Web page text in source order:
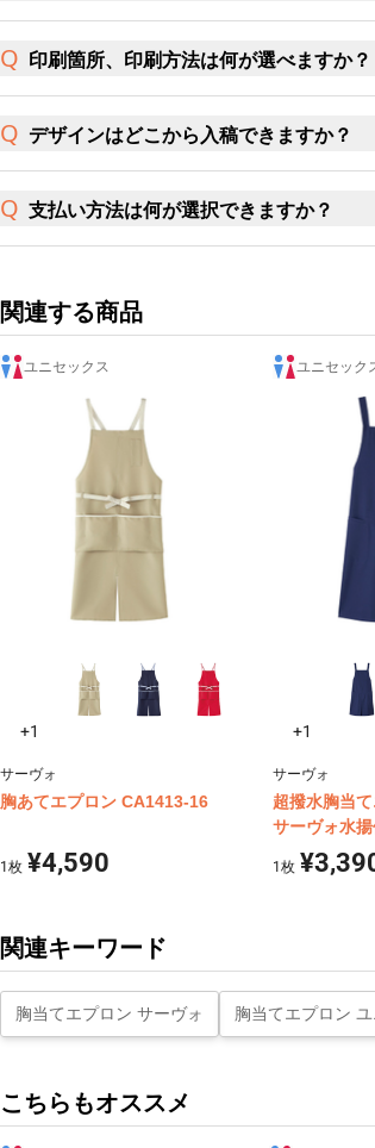
印刷箇所、印刷方法は何が選べますか？
デザインはどこから入稿できますか？
支払い方法は何が選択できますか？
関連する商品
ユニセックス
+1
サーヴォ
胸あてエプロン CA1413-16
1 枚 ¥4,590
ユニセック
+1
サーヴォ
超撥水胸当
サーヴォ水
CA1435~38
1 枚
関連キーワード
胸当てエプロン サーヴォ 胸当てエプロン
こちらもオススメ